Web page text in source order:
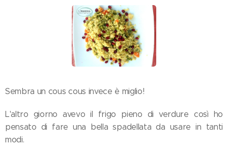
Sembra un cous cous invece è miglio!
L'altro giorno avevo il frigo pieno di verdure così ho
pensato di fare una bella spadellata da usare in tanti
modi.